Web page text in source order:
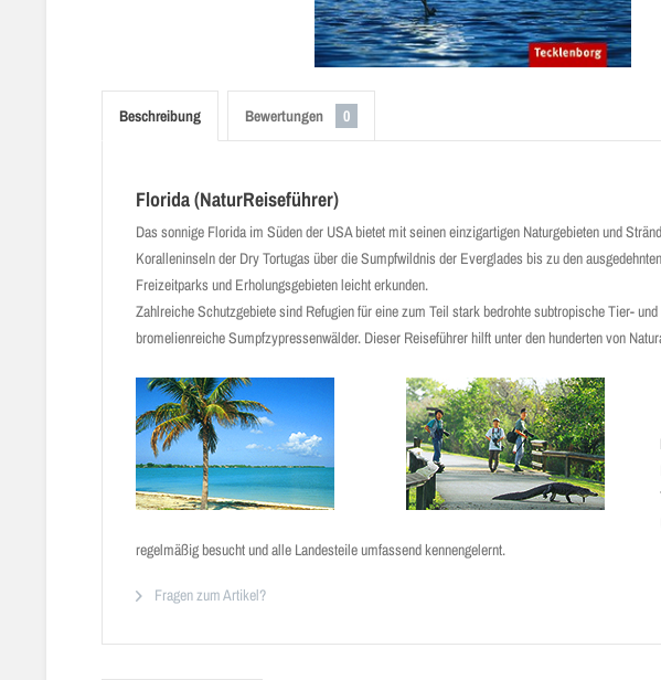
Beschreibung Bewertungen 0
Florida (NaturReiseführer)
Das sonnige Florida im Süden der USA bietet mit seinen einzig­artigen Naturgebieten und
Koralleninseln der Dry Tortugas über die Sumpfwildnis der Everglades bis zu den
Freizeitparks und Erholungsgebieten leicht erkunden.
Zahlreiche Schutzgebiete sind Refugien für eine zum Teil stark bedrohte subtropische Tier-
bromelienreiche Sumpf­zypressenwälder. Dieser Reiseführer hilft unter den hunderten von
regelmäßig besucht und alle Landesteile umfassend kennengelernt.
Fragen zum Artikel?